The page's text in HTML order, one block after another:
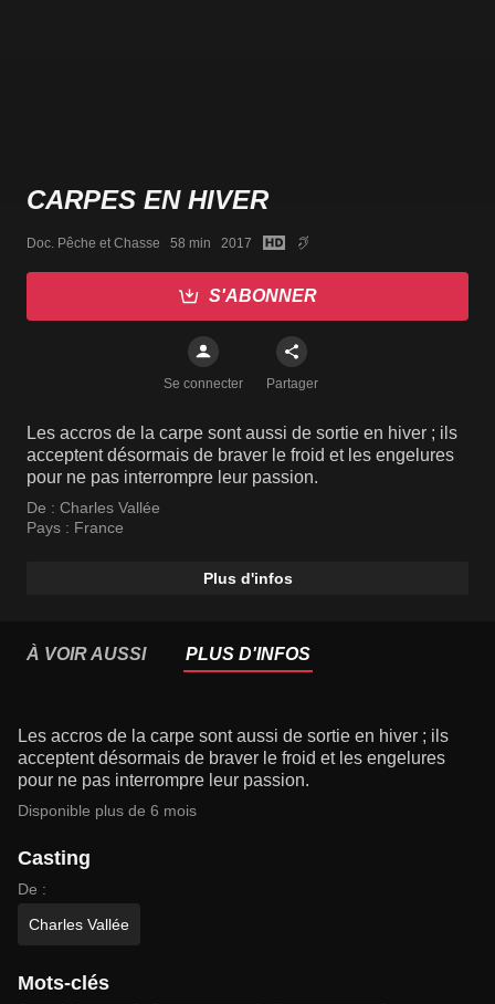
CARPES EN HIVER
Doc. Pêche et Chasse   58 min   2017
S'ABONNER
Se connecter Partager
Les accros de la carpe sont aussi de sortie en hiver ; ils
acceptent désormais de braver le froid et les engelures
pour ne pas interrompre leur passion.
De : Charles Vallée
Pays : France
Plus d'infos
À VOIR AUSSI PLUS D'INFOS
Les accros de la carpe sont aussi de sortie en hiver ; ils
acceptent désormais de braver le froid et les engelures
pour ne pas interrompre leur passion.
Disponible plus de 6 mois
Casting
De :
Charles Vallée
Mots-clés